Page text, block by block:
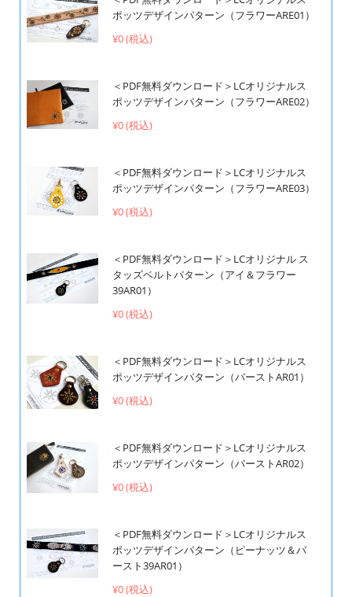
ポッツデザインパターン（フラワーARE01）
¥0 (税込)
＜PDF無料ダウンロード＞LCオリジナルス
ポッツデザインパターン（フラワーARE02）
¥0 (税込)
＜PDF無料ダウンロード＞LCオリジナルス
ポッツデザインパターン（フラワーARE03）
¥0 (税込)
＜PDF無料ダウンロード＞LCオリジナル ス
タッズベルトパターン（アイ＆フラワー
39AR01）
¥0 (税込)
＜PDF無料ダウンロード＞LCオリジナルス
ポッツデザインパターン（バーストAR01）
¥0 (税込)
＜PDF無料ダウンロード＞LCオリジナルス
ポッツデザインパターン（バーストAR02）
¥0 (税込)
＜PDF無料ダウンロード＞LCオリジナルス
ポッツデザインパターン（ピーナッツ＆バ
ースト39AR01）
¥0 (税込)